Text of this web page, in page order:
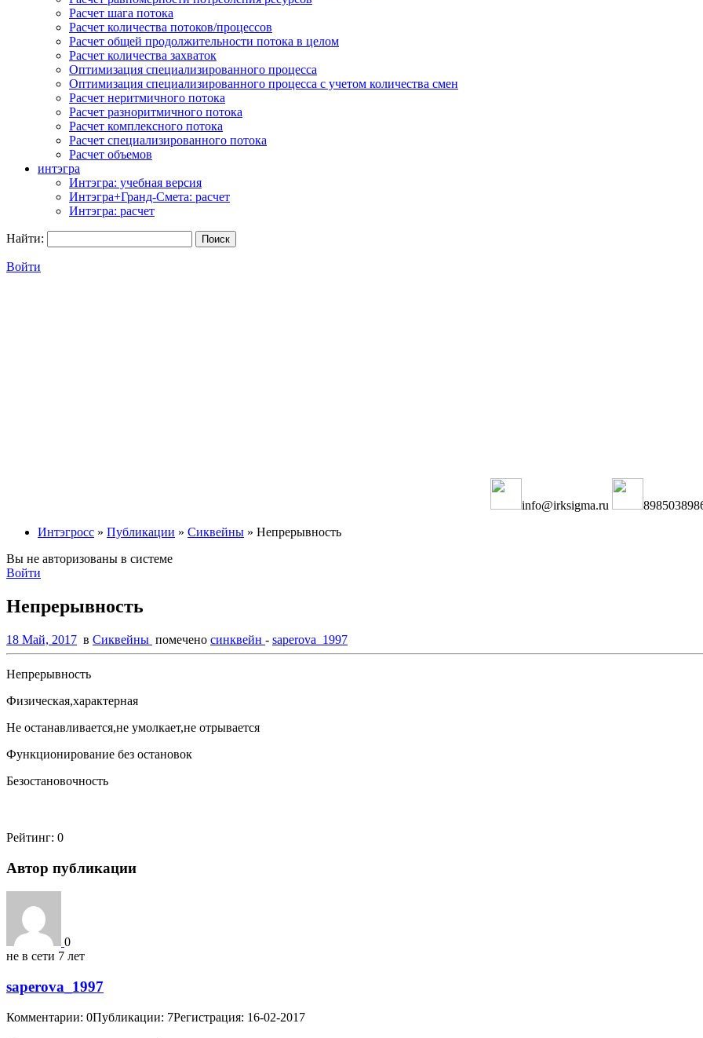
Расчет шага потока
Расчет количества потоков/процессов
Расчет общей продолжительности потока в целом
Расчет количества захваток
Оптимизация специализированного процесса
Оптимизация специализированного процесса с учетом количества смен
Расчет неритмичного потока
Расчет разноритмичного потока
Расчет комплексного потока
Расчет специализированного потока
Расчет объемов
интэгра
Интэгра: учебная версия
Интэгра+Гранд-Смета: расчет
Интэгра: расчет
Найти:
Войти
info@irksigma.ru
Интэгросс » Публикации » Сиквейны » Непрерывность
Вы не авторизованы в системе
Войти
Непрерывность
18 Май, 2017 в Сиквейны помечено синквейн - saperova_1997
Непрерывность
Физическая,характерная
Не останавливается,не умолкает,не отрывается
Функционирование без остановок
Безостановочность
Рейтинг: 0
Автор публикации
0
не в сети 7 лет
saperova_1997
Комментарии: 0Публикации: 7Регистрация: 16-02-2017